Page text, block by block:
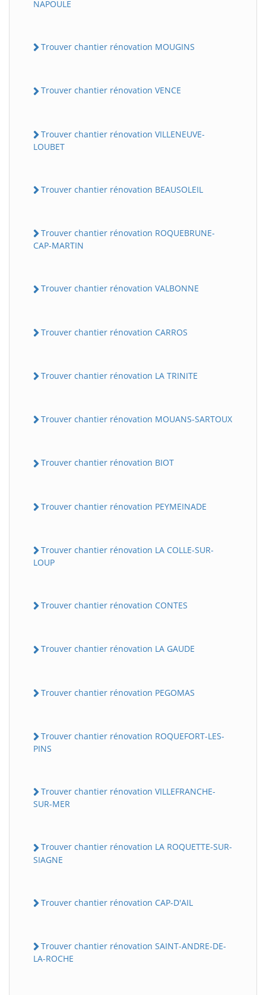
NAPOULE
Trouver chantier rénovation MOUGINS
Trouver chantier rénovation VENCE
Trouver chantier rénovation VILLENEUVE-
LOUBET
Trouver chantier rénovation BEAUSOLEIL
Trouver chantier rénovation ROQUEBRUNE-
CAP-MARTIN
Trouver chantier rénovation VALBONNE
Trouver chantier rénovation CARROS
Trouver chantier rénovation LA TRINITE
Trouver chantier rénovation MOUANS-SARTOUX
Trouver chantier rénovation BIOT
Trouver chantier rénovation PEYMEINADE
Trouver chantier rénovation LA COLLE-SUR-
LOUP
Trouver chantier rénovation CONTES
Trouver chantier rénovation LA GAUDE
Trouver chantier rénovation PEGOMAS
Trouver chantier rénovation ROQUEFORT-LES-
PINS
Trouver chantier rénovation VILLEFRANCHE-
SUR-MER
Trouver chantier rénovation LA ROQUETTE-SUR-
SIAGNE
Trouver chantier rénovation CAP-D'AIL
Trouver chantier rénovation SAINT-ANDRE-DE-
LA-ROCHE